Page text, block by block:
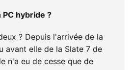
hybride ?
? Depuis l'arrivée de la
avant elle de la Slate 7 de
n'a eu de cesse que de